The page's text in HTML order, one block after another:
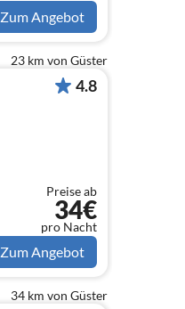
Zum Angebot
23 km von Güster
4.8
Preise ab
34€
pro Nacht
Zum Angebot
34 km von Güster